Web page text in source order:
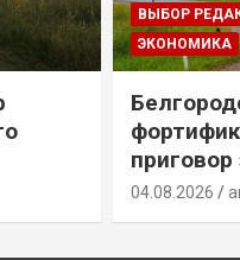
ВЫБОР
ЭКОНОМИКА
04.08.2026